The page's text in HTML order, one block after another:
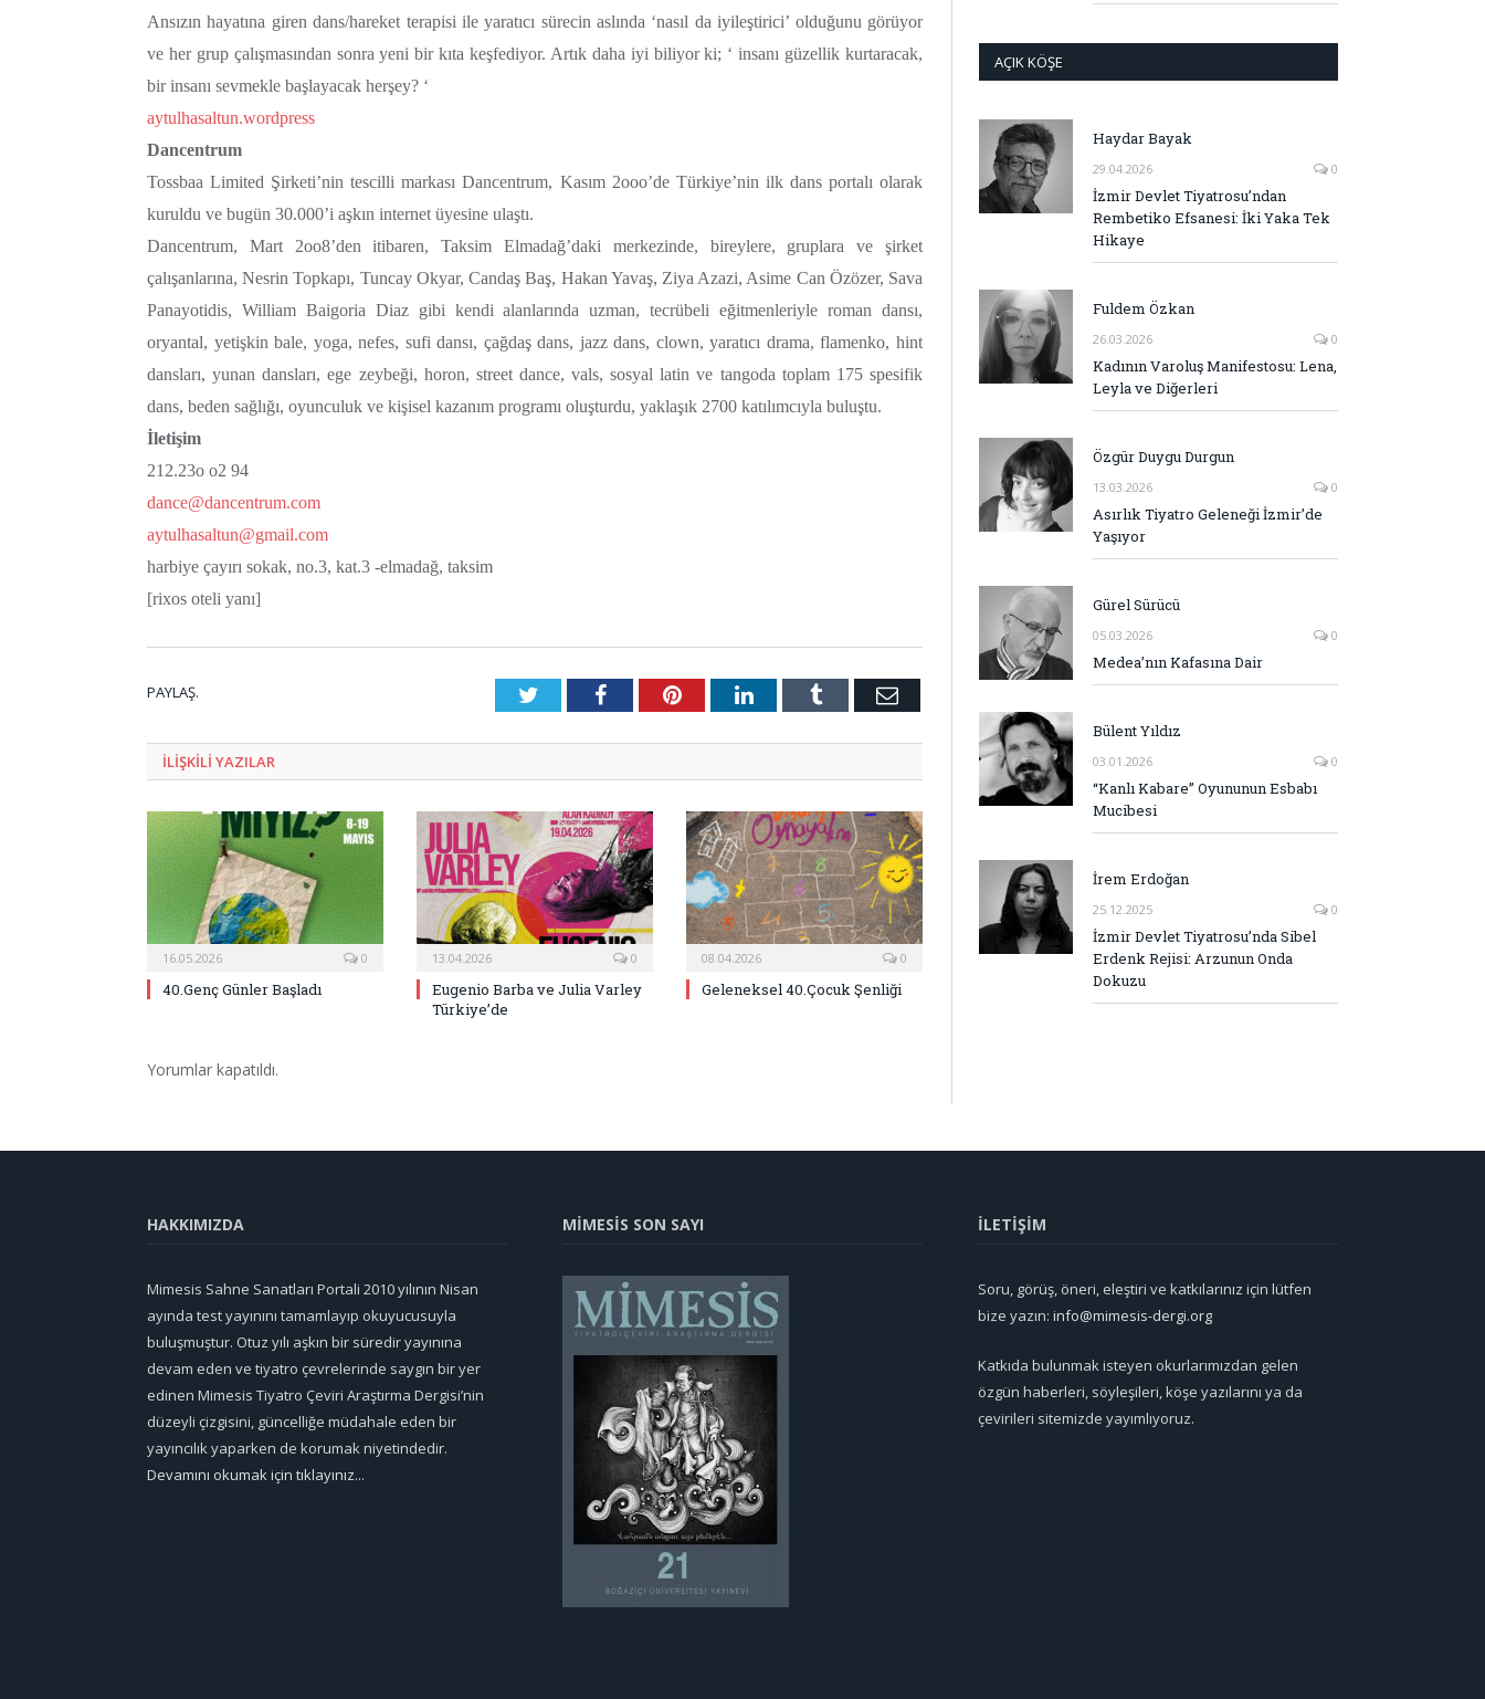
Ansızın hayatına giren dans/hareket terapisi ile yaratıcı sürecin aslında ‘nasıl da iyileştirici’ olduğunu görüyor
ve her grup çalışmasından sonra yeni bir kıta keşfediyor. Artık daha iyi biliyor ki; ‘ insanı güzellik kurtaracak,
bir insanı sevmekle başlayacak herşey? ‘
aytulhasaltun.wordpress
Dancentrum
Tossbaa Limited Şirketi’nin tescilli markası Dancentrum, Kasım 2ooo’de Türkiye’nin ilk dans portalı olarak
kuruldu ve bugün 30.000’i aşkın internet üyesine ulaştı.
Dancentrum, Mart 2oo8’den itibaren, Taksim Elmadağ’daki merkezinde, bireylere, gruplara ve şirket
çalışanlarına, Nesrin Topkapı, Tuncay Okyar, Candaş Baş, Hakan Yavaş, Ziya Azazi, Asime Can Özözer, Sava
Panayotidis, William Baigoria Diaz gibi kendi alanlarında uzman, tecrübeli eğitmenleriyle roman dansı,
oryantal, yetişkin bale, yoga, nefes, sufi dansı, çağdaş dans, jazz dans, clown, yaratıcı drama, flamenko, hint
dansları, yunan dansları, ege zeybeği, horon, street dance, vals, sosyal latin ve tangoda toplam 175 spesifik
dans, beden sağlığı, oyunculuk ve kişisel kazanım programı oluşturdu, yaklaşık 2700 katılımcıyla buluştu.
İletişim
212.23o o2 94
dance@dancentrum.com
aytulhasaltun@gmail.com
harbiye çayırı sokak, no.3, kat.3 -elmadağ, taksim
[rixos oteli yanı]
PAYLAŞ. TwitterFacebookPinterestLinkedInTumblr E-
ILIŞKILI YAZILAR
16.05.2026 0
40.Genç Günler Başladı
13.04.2026 0
Eugenio Barba ve Julia Varley
Türkiye’de
08.04.2026 0
Geleneksel 40.Çocuk Şenliği
Yorumlar kapatıldı.
AÇIK KÖŞE
Haydar Bayak
29.04.2026 0
İzmir Devlet Tiyatrosu’ndan
Rembetiko Efsanesi: İki Yaka Tek
Hikaye
Fuldem Özkan
26.03.2026 0
Kadının Varoluş Manifestosu: Lena,
Leyla ve Diğerleri
Özgür Duygu Durgun
13.03.2026 0
Asırlık Tiyatro Geleneği İzmir’de
Yaşıyor
Gürel Sürücü
05.03.2026 0
Medea’nın Kafasına Dair
Bülent Yıldız
03.01.2026 0
“Kanlı Kabare” Oyununun Esbabı
Mucibesi
İrem Erdoğan
25.12.2025 0
İzmir Devlet Tiyatrosu’nda Sibel
Erdenk Rejisi: Arzunun Onda
Dokuzu
HAKKIMIZDA
Mimesis Sahne Sanatları Portali 2010 yılının Nisan
ayında test yayınını tamamlayıp okuyucusuyla
buluşmuştur. Otuz yılı aşkın bir süredir yayınına
devam eden ve tiyatro çevrelerinde saygın bir yer
edinen Mimesis Tiyatro Çeviri Araştırma Dergisi’nin
düzeyli çizgisini, güncelliğe müdahale eden bir
yayıncılık yaparken de korumak niyetindedir.
Devamını okumak için tıklayınız...
MİMESİS SON SAYI İLETİŞİM
Soru, görüş, öneri, eleştiri ve katkılarınız için lütfen
bize yazın: info@mimesis-dergi.org
Katkıda bulunmak isteyen okurlarımızdan gelen
özgün haberleri, söyleşileri, köşe yazılarını ya da
çevirileri sitemizde yayımlıyoruz.